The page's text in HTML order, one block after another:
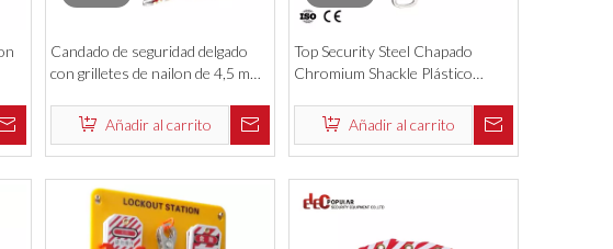
Candado de seguridad delgado
con grilletes de nailon de 4,5 mm
Añadir al carrito
Top Security Steel Chapado
Chromium Shackle Plástico
Añadir al carrito